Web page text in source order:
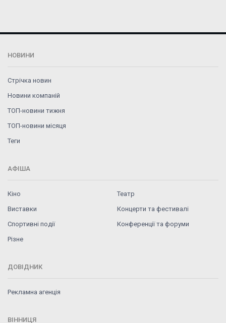
НОВИНИ
Стрічка новин
Новини компаній
ТОП-новини тижня
ТОП-новини місяця
Теги
АФІША
Кіно
Театр
Виставки
Концерти та фестивалі
Спортивні події
Конференції та форуми
Різне
ДОВІДНИК
Рекламна агенція
ВІННИЦЯ